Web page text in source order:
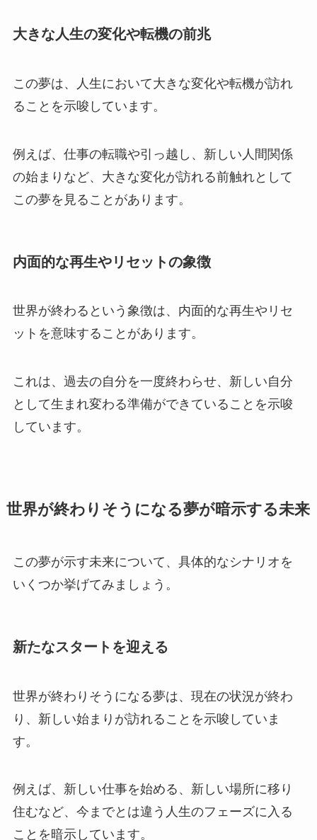
大きな人生の変化や転機の前兆
この夢は、人生において大きな変化や転機が訪れ
ることを示唆しています。
例えば、仕事の転職や引っ越し、新しい人間関係
の始まりなど、大きな変化が訪れる前触れとして
この夢を見ることがあります。
内面的な再生やリセットの象徴
世界が終わるという象徴は、内面的な再生やリセ
ットを意味することがあります。
これは、過去の自分を一度終わらせ、新しい自分
として生まれ変わる準備ができていることを示唆
しています。
世界が終わりそうになる夢が暗示する未来
この夢が示す未来について、具体的なシナリオを
いくつか挙げてみましょう。
新たなスタートを迎える
世界が終わりそうになる夢は、現在の状況が終わ
り、新しい始まりが訪れることを示唆していま
す。
例えば、新しい仕事を始める、新しい場所に移り
住むなど、今までとは違う人生のフェーズに入る
ことを暗示しています。